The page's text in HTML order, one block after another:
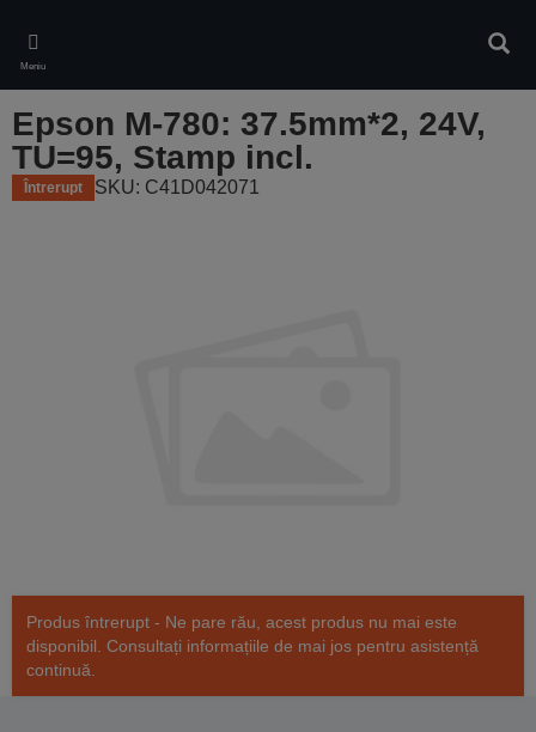
main
content
Meniu
Epson M-780: 37.5mm*2, 24V,
TU=95, Stamp incl.
Întrerupt SKU: C41D042071
Produs întrerupt - Ne pare rău, acest produs nu mai este
disponibil. Consultați informațiile de mai jos pentru asistență
continuă.